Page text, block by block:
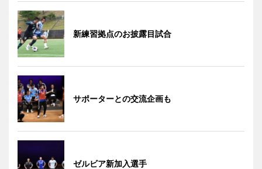
新練習拠点のお披露目試合
サポーターとの交流企画も
ゼルビア新加入選手